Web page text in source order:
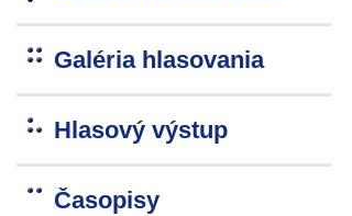
Galéria hlasovania
Hlasový výstup
Časopisy